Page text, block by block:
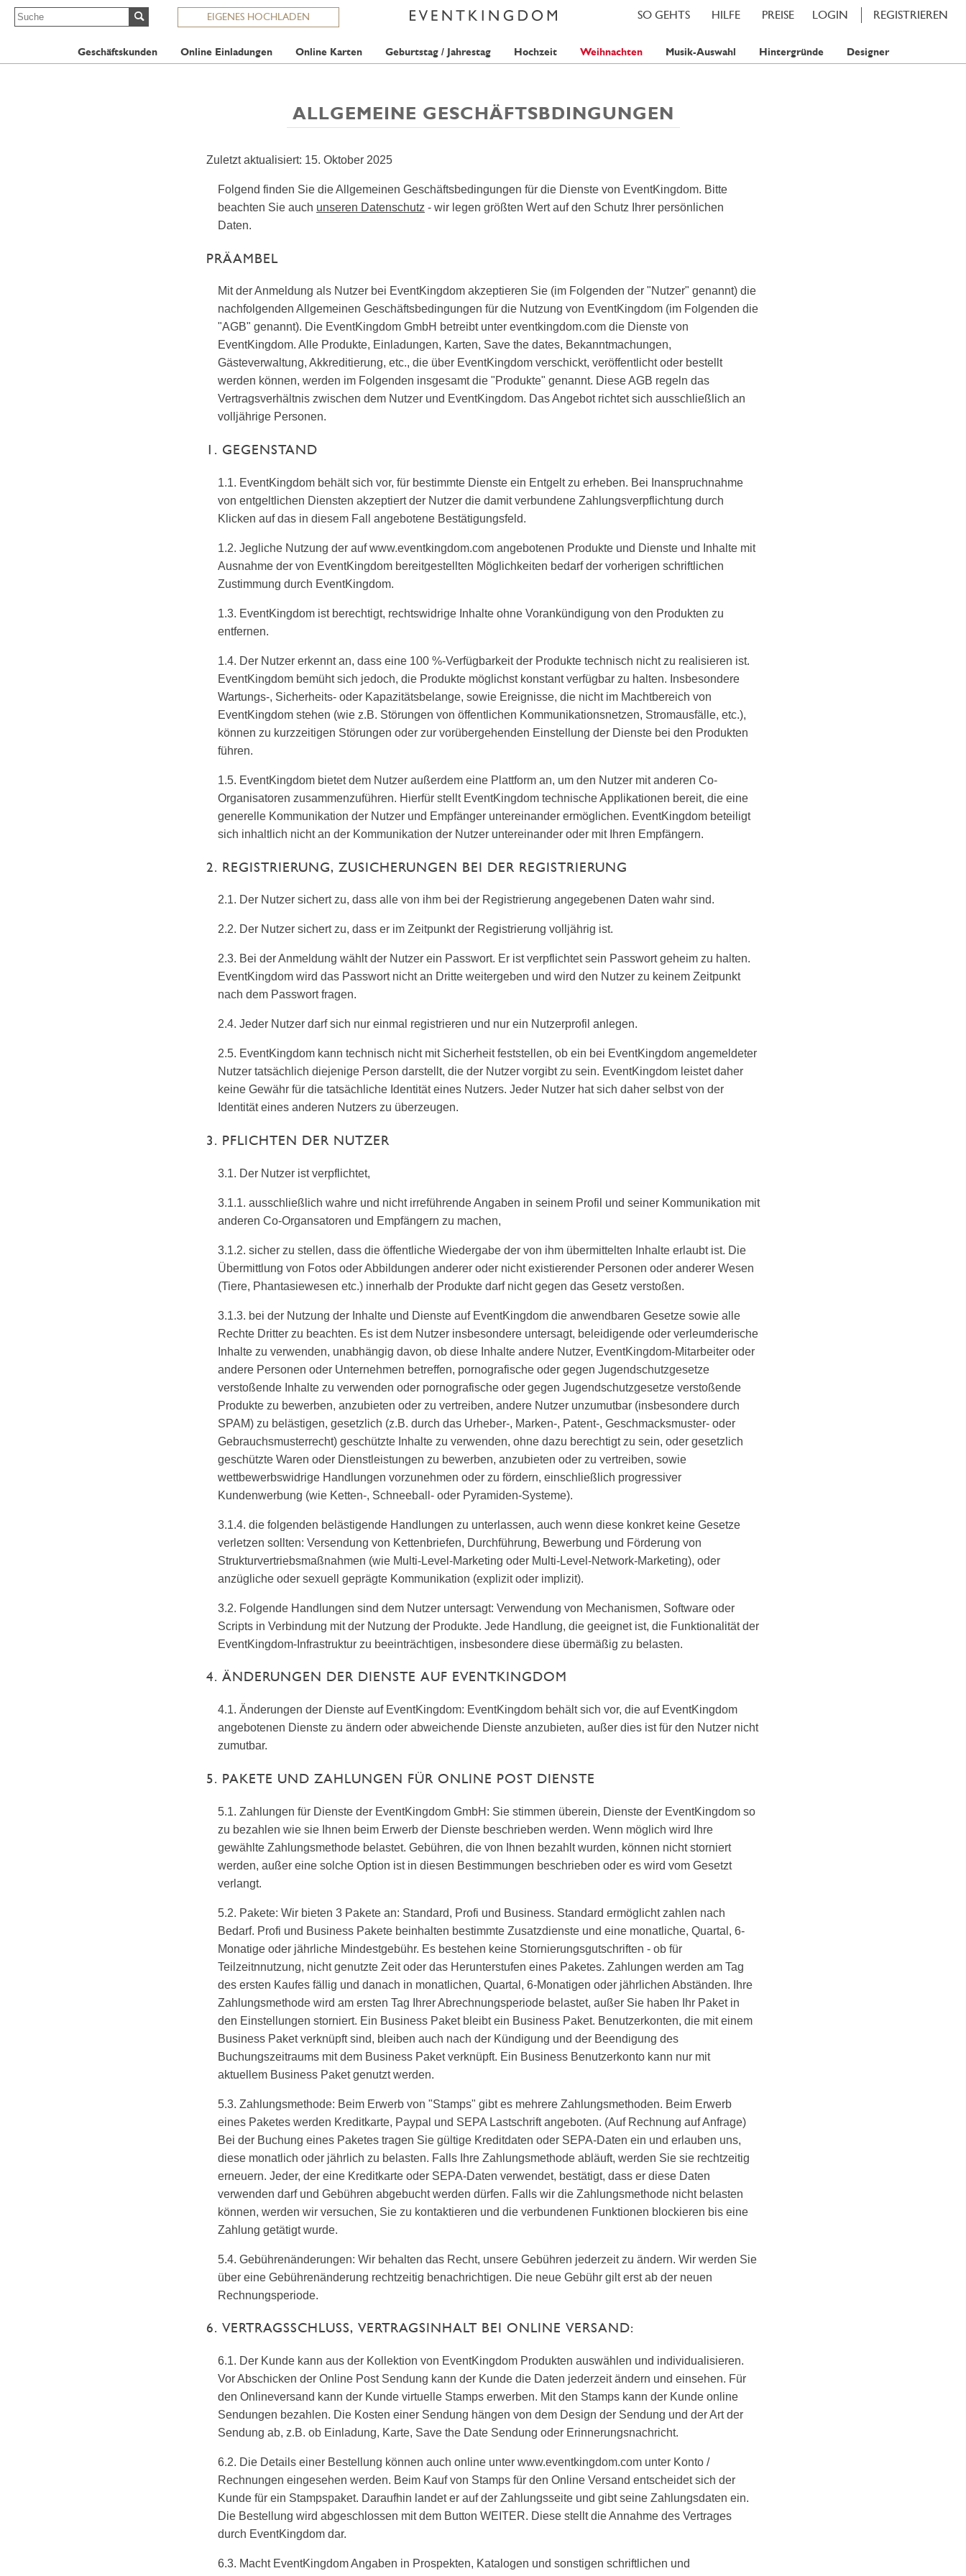
EIGENES HOCHLADEN LOGIN REGISTRIEREN
PREISE
HILFE
SO GEHTS
Geschäftskunden Online Einladungen Online Karten Geburtstag / Jahrestag Hochzeit Weihnachten Musik-Auswahl Hintergründe Designer
ALLGEMEINE GESCHÄFTSBDINGUNGEN
Zuletzt aktualisiert: 15. Oktober 2025
Folgend finden Sie die Allgemeinen Geschäftsbedingungen für die Dienste von EventKingdom. Bitte
beachten Sie auch unseren Datenschutz - wir legen größten Wert auf den Schutz Ihrer persönlichen
Daten.
PRÄAMBEL
Mit der Anmeldung als Nutzer bei EventKingdom akzeptieren Sie (im Folgenden der "Nutzer" genannt) die
nachfolgenden Allgemeinen Geschäftsbedingungen für die Nutzung von EventKingdom (im Folgenden die
"AGB" genannt). Die EventKingdom GmbH betreibt unter eventkingdom.com die Dienste von
EventKingdom. Alle Produkte, Einladungen, Karten, Save the dates, Bekanntmachungen,
Gästeverwaltung, Akkreditierung, etc., die über EventKingdom verschickt, veröffentlicht oder bestellt
werden können, werden im Folgenden insgesamt die "Produkte" genannt. Diese AGB regeln das
Vertragsverhältnis zwischen dem Nutzer und EventKingdom. Das Angebot richtet sich ausschließlich an
volljährige Personen.
1. GEGENSTAND
1.1. EventKingdom behält sich vor, für bestimmte Dienste ein Entgelt zu erheben. Bei Inanspruchnahme
von entgeltlichen Diensten akzeptiert der Nutzer die damit verbundene Zahlungsverpflichtung durch
Klicken auf das in diesem Fall angebotene Bestätigungsfeld.
1.2. Jegliche Nutzung der auf www.eventkingdom.com angebotenen Produkte und Dienste und Inhalte mit
Ausnahme der von EventKingdom bereitgestellten Möglichkeiten bedarf der vorherigen schriftlichen
Zustimmung durch EventKingdom.
1.3. EventKingdom ist berechtigt, rechtswidrige Inhalte ohne Vorankündigung von den Produkten zu
entfernen.
1.4. Der Nutzer erkennt an, dass eine 100 %-Verfügbarkeit der Produkte technisch nicht zu realisieren ist.
EventKingdom bemüht sich jedoch, die Produkte möglichst konstant verfügbar zu halten. Insbesondere
Wartungs-, Sicherheits- oder Kapazitätsbelange, sowie Ereignisse, die nicht im Machtbereich von
EventKingdom stehen (wie z.B. Störungen von öffentlichen Kommunikationsnetzen, Stromausfälle, etc.),
können zu kurzzeitigen Störungen oder zur vorübergehenden Einstellung der Dienste bei den Produkten
führen.
1.5. EventKingdom bietet dem Nutzer außerdem eine Plattform an, um den Nutzer mit anderen Co-
Organisatoren zusammenzuführen. Hierfür stellt EventKingdom technische Applikationen bereit, die eine
generelle Kommunikation der Nutzer und Empfänger untereinander ermöglichen. EventKingdom beteiligt
sich inhaltlich nicht an der Kommunikation der Nutzer untereinander oder mit Ihren Empfängern.
2. REGISTRIERUNG, ZUSICHERUNGEN BEI DER REGISTRIERUNG
2.1. Der Nutzer sichert zu, dass alle von ihm bei der Registrierung angegebenen Daten wahr sind.
2.2. Der Nutzer sichert zu, dass er im Zeitpunkt der Registrierung volljährig ist.
2.3. Bei der Anmeldung wählt der Nutzer ein Passwort. Er ist verpflichtet sein Passwort geheim zu halten.
EventKingdom wird das Passwort nicht an Dritte weitergeben und wird den Nutzer zu keinem Zeitpunkt
nach dem Passwort fragen.
2.4. Jeder Nutzer darf sich nur einmal registrieren und nur ein Nutzerprofil anlegen.
2.5. EventKingdom kann technisch nicht mit Sicherheit feststellen, ob ein bei EventKingdom angemeldeter
Nutzer tatsächlich diejenige Person darstellt, die der Nutzer vorgibt zu sein. EventKingdom leistet daher
keine Gewähr für die tatsächliche Identität eines Nutzers. Jeder Nutzer hat sich daher selbst von der
Identität eines anderen Nutzers zu überzeugen.
3. PFLICHTEN DER NUTZER
3.1. Der Nutzer ist verpflichtet,
3.1.1. ausschließlich wahre und nicht irreführende Angaben in seinem Profil und seiner Kommunikation mit
anderen Co-Organsatoren und Empfängern zu machen,
3.1.2. sicher zu stellen, dass die öffentliche Wiedergabe der von ihm übermittelten Inhalte erlaubt ist. Die
Übermittlung von Fotos oder Abbildungen anderer oder nicht existierender Personen oder anderer Wesen
(Tiere, Phantasiewesen etc.) innerhalb der Produkte darf nicht gegen das Gesetz verstoßen.
3.1.3. bei der Nutzung der Inhalte und Dienste auf EventKingdom die anwendbaren Gesetze sowie alle
Rechte Dritter zu beachten. Es ist dem Nutzer insbesondere untersagt, beleidigende oder verleumderische
Inhalte zu verwenden, unabhängig davon, ob diese Inhalte andere Nutzer, EventKingdom-Mitarbeiter oder
andere Personen oder Unternehmen betreffen, pornografische oder gegen Jugendschutzgesetze
verstoßende Inhalte zu verwenden oder pornografische oder gegen Jugendschutzgesetze verstoßende
Produkte zu bewerben, anzubieten oder zu vertreiben, andere Nutzer unzumutbar (insbesondere durch
SPAM) zu belästigen, gesetzlich (z.B. durch das Urheber-, Marken-, Patent-, Geschmacksmuster- oder
Gebrauchsmusterrecht) geschützte Inhalte zu verwenden, ohne dazu berechtigt zu sein, oder gesetzlich
geschützte Waren oder Dienstleistungen zu bewerben, anzubieten oder zu vertreiben, sowie
wettbewerbswidrige Handlungen vorzunehmen oder zu fördern, einschließlich progressiver
Kundenwerbung (wie Ketten-, Schneeball- oder Pyramiden-Systeme).
3.1.4. die folgenden belästigende Handlungen zu unterlassen, auch wenn diese konkret keine Gesetze
verletzen sollten: Versendung von Kettenbriefen, Durchführung, Bewerbung und Förderung von
Strukturvertriebsmaßnahmen (wie Multi-Level-Marketing oder Multi-Level-Network-Marketing), oder
anzügliche oder sexuell geprägte Kommunikation (explizit oder implizit).
3.2. Folgende Handlungen sind dem Nutzer untersagt: Verwendung von Mechanismen, Software oder
Scripts in Verbindung mit der Nutzung der Produkte. Jede Handlung, die geeignet ist, die Funktionalität der
EventKingdom-Infrastruktur zu beeinträchtigen, insbesondere diese übermäßig zu belasten.
4. ÄNDERUNGEN DER DIENSTE AUF EVENTKINGDOM
4.1. Änderungen der Dienste auf EventKingdom: EventKingdom behält sich vor, die auf EventKingdom
angebotenen Dienste zu ändern oder abweichende Dienste anzubieten, außer dies ist für den Nutzer nicht
zumutbar.
5. PAKETE UND ZAHLUNGEN FÜR ONLINE POST DIENSTE
5.1. Zahlungen für Dienste der EventKingdom GmbH: Sie stimmen überein, Dienste der EventKingdom so
zu bezahlen wie sie Ihnen beim Erwerb der Dienste beschrieben werden. Wenn möglich wird Ihre
gewählte Zahlungsmethode belastet. Gebühren, die von Ihnen bezahlt wurden, können nicht storniert
werden, außer eine solche Option ist in diesen Bestimmungen beschrieben oder es wird vom Gesetzt
verlangt.
5.2. Pakete: Wir bieten 3 Pakete an: Standard, Profi und Business. Standard ermöglicht zahlen nach
Bedarf. Profi und Business Pakete beinhalten bestimmte Zusatzdienste und eine monatliche, Quartal, 6-
Monatige oder jährliche Mindestgebühr. Es bestehen keine Stornierungsgutschriften - ob für
Teilzeitnnutzung, nicht genutzte Zeit oder das Herunterstufen eines Paketes. Zahlungen werden am Tag
des ersten Kaufes fällig und danach in monatlichen, Quartal, 6-Monatigen oder jährlichen Abständen. Ihre
Zahlungsmethode wird am ersten Tag Ihrer Abrechnungsperiode belastet, außer Sie haben Ihr Paket in
den Einstellungen storniert. Ein Business Paket bleibt ein Business Paket. Benutzerkonten, die mit einem
Business Paket verknüpft sind, bleiben auch nach der Kündigung und der Beendigung des
Buchungszeitraums mit dem Business Paket verknüpft. Ein Business Benutzerkonto kann nur mit
aktuellem Business Paket genutzt werden.
5.3. Zahlungsmethode: Beim Erwerb von "Stamps" gibt es mehrere Zahlungsmethoden. Beim Erwerb
eines Paketes werden Kreditkarte, Paypal und SEPA Lastschrift angeboten. (Auf Rechnung auf Anfrage)
Bei der Buchung eines Paketes tragen Sie gültige Kreditdaten oder SEPA-Daten ein und erlauben uns,
diese monatlich oder jährlich zu belasten. Falls Ihre Zahlungsmethode abläuft, werden Sie sie rechtzeitig
erneuern. Jeder, der eine Kreditkarte oder SEPA-Daten verwendet, bestätigt, dass er diese Daten
verwenden darf und Gebühren abgebucht werden dürfen. Falls wir die Zahlungsmethode nicht belasten
können, werden wir versuchen, Sie zu kontaktieren und die verbundenen Funktionen blockieren bis eine
Zahlung getätigt wurde.
5.4. Gebührenänderungen: Wir behalten das Recht, unsere Gebühren jederzeit zu ändern. Wir werden Sie
über eine Gebührenänderung rechtzeitig benachrichtigen. Die neue Gebühr gilt erst ab der neuen
Rechnungsperiode.
6. VERTRAGSSCHLUSS, VERTRAGSINHALT BEI ONLINE VERSAND:
6.1. Der Kunde kann aus der Kollektion von EventKingdom Produkten auswählen und individualisieren.
Vor Abschicken der Online Post Sendung kann der Kunde die Daten jederzeit ändern und einsehen. Für
den Onlineversand kann der Kunde virtuelle Stamps erwerben. Mit den Stamps kann der Kunde online
Sendungen bezahlen. Die Kosten einer Sendung hängen von dem Design der Sendung und der Art der
Sendung ab, z.B. ob Einladung, Karte, Save the Date Sendung oder Erinnerungsnachricht.
6.2. Die Details einer Bestellung können auch online unter www.eventkingdom.com unter Konto /
Rechnungen eingesehen werden. Beim Kauf von Stamps für den Online Versand entscheidet sich der
Kunde für ein Stampspaket. Daraufhin landet er auf der Zahlungsseite und gibt seine Zahlungsdaten ein.
Die Bestellung wird abgeschlossen mit dem Button WEITER. Diese stellt die Annahme des Vertrages
durch EventKingdom dar.
6.3. Macht EventKingdom Angaben in Prospekten, Katalogen und sonstigen schriftlichen und